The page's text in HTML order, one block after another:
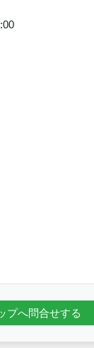
プへ問合せする